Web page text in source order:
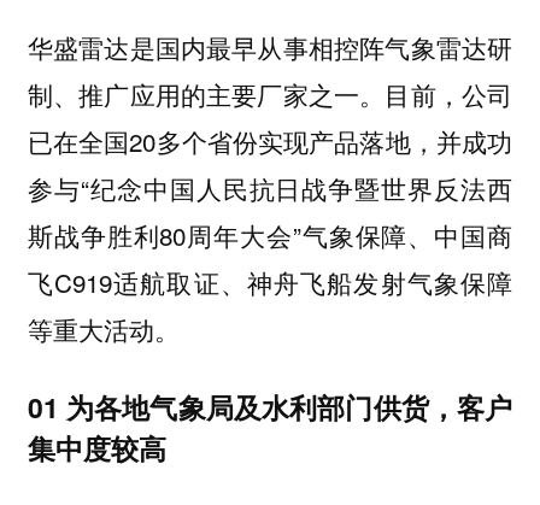
华盛雷达是国内最早从事相控阵气象雷达研
制、推广应用的主要厂家之一。目前，公司
已在全国20多个省份实现产品落地，并成功
参与“纪念中国人民抗日战争暨世界反法西
斯战争胜利80周年大会”气象保障、中国商
飞C919适航取证、神舟飞船发射气象保障
等重大活动。
01 为各地气象局及水利部门供货，客户
集中度较高